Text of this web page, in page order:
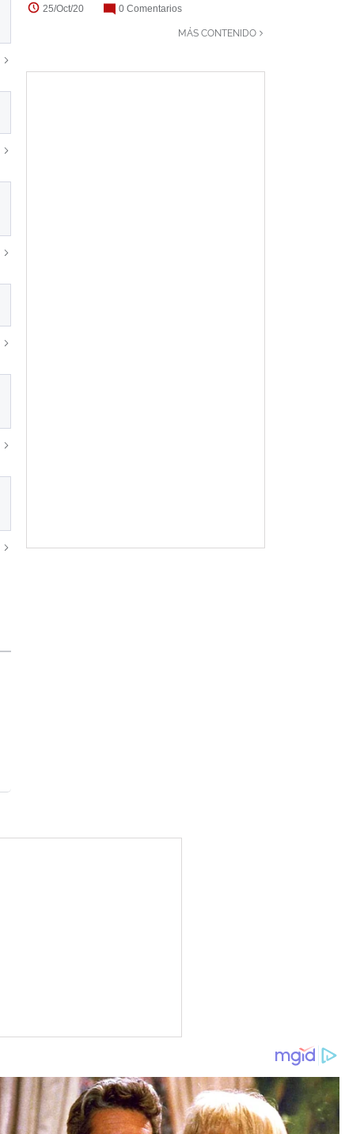
25/Oct/20 0 Comentarios
MÁS CONTENIDO